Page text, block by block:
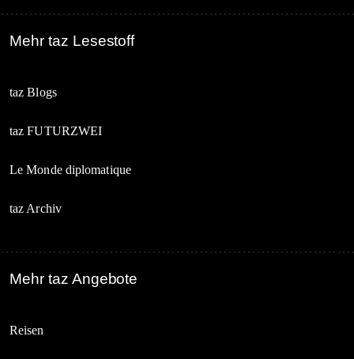
Mehr taz Lesestoff
taz Blogs
taz FUTURZWEI
Le Monde diplomatique
taz Archiv
Mehr taz Angebote
Reisen